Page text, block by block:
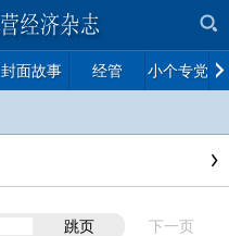
封面故事 经管 小个专党建
跳页 下一页